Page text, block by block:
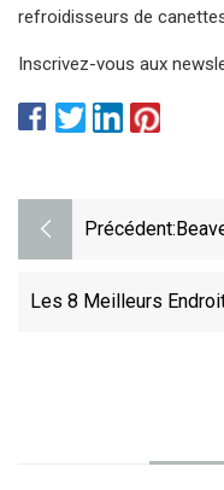
refroidisseurs de
Inscrivez-vous aux
Précédent:
Les 8 Meilleurs